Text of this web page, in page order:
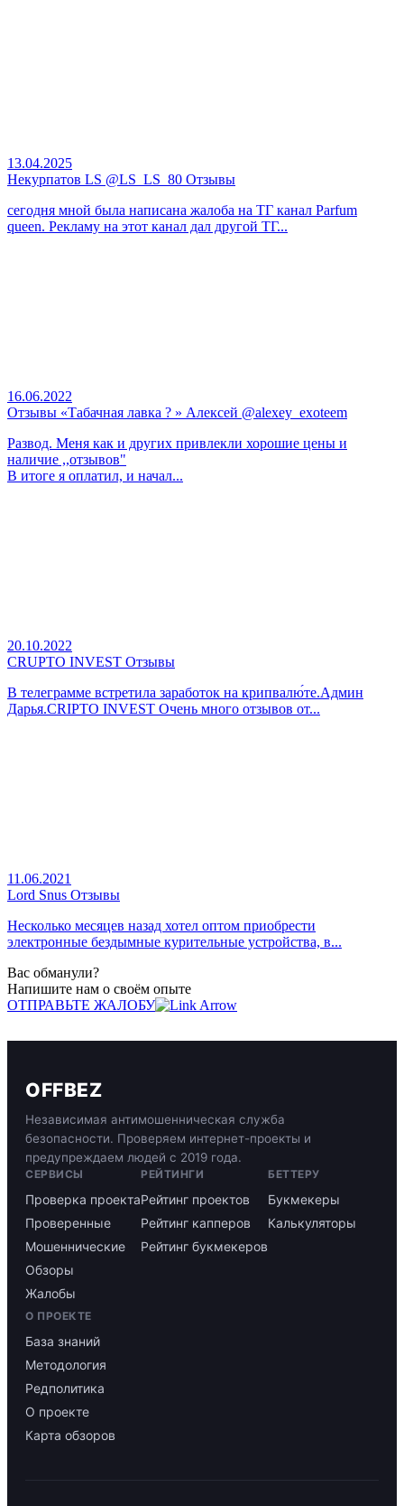
13.04.2025
Некурпатов LS @LS_LS_80 Отзывы
сегодня мной была написана жалоба на ТГ канал Parfum
queen. Рекламу на этот канал дал другой ТГ...
16.06.2022
Отзывы «Табачная лавка ? » Алексей @alexey_exoteem
Развод. Меня как и других привлекли хорошие цены и
наличие ,,отзывов"
В итоге я оплатил, и начал...
20.10.2022
CRUPTO INVEST Отзывы
В телеграмме встретила заработок на крипвалю́те.Админ
Дарья.CRIPTO INVEST Очень много отзывов от...
11.06.2021
Lord Snus Отзывы
Несколько месяцев назад хотел оптом приобрести
электронные бездымные курительные устройства, в...
Вас обманули?
Напишите нам о своём опыте
ОТПРАВЬТЕ ЖАЛОБУ
OFFBEZ
Независимая антимошенническая служба
безопасности. Проверяем интернет-проекты и
предупреждаем людей с 2019 года.
СЕРВИСЫ
Проверка проекта
Проверенные
Мошеннические
Обзоры
Жалобы
РЕЙТИНГИ
Рейтинг проектов
Рейтинг капперов
Рейтинг букмекеров
БЕТТЕРУ
Букмекеры
Калькуляторы
О ПРОЕКТЕ
База знаний
Методология
Редполитика
О проекте
Карта обзоров